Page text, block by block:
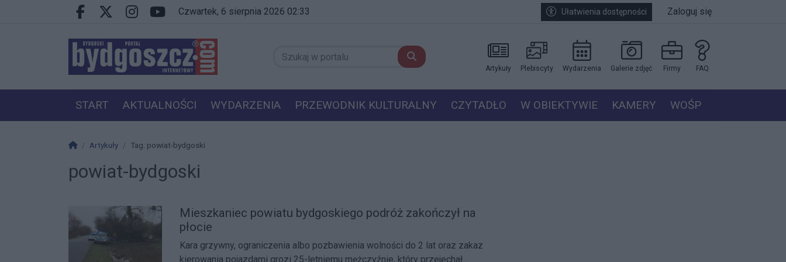
Przejdź do głównych treści
Przejdź do wyszukiwarki
Przejdź do głównego menu
Facebook.com
X.comInstagram.com
Youtube.com
czwartek, 6 sierpnia 2026 02:33 Ułatwienia dostępności Zaloguj się
Artykuły Plebiscyty Wydarzenia Galerie zdjęć Firmy FAQ
START AKTUALNOŚCI WYDARZENIA PRZEWODNIK KULTURALNY CZYTADŁO W OBIEKTYWIE KAMERY WOŚP
Strona główna
Artykuły Tag: powiat-bydgoski
powiat-bydgoski
Mieszkaniec powiatu bydgoskiego podróż zakończył na
płocie
Kara grzywny, ograniczenia albo pozbawienia wolności do 2 lat oraz zakaz
kierowania pojazdami grozi 25-letniemu mężczyźnie, który przejechał